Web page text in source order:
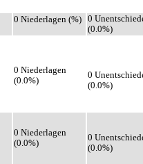
0 Niederlagen (%)
0
(0.0%)
0 Niederlagen
(0.0%)
0
(0.0%)
0 Niederlagen
(0.0%)
0
(0.0%)